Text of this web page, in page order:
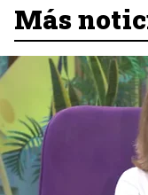
Más